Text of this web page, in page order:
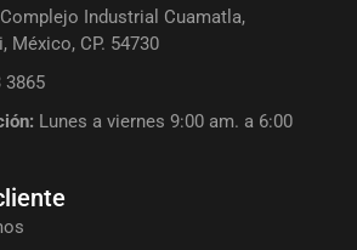
Industrial Cuamatla,
México, CP. 54730
3865
Lunes a viernes 9:00 am. a 6:00